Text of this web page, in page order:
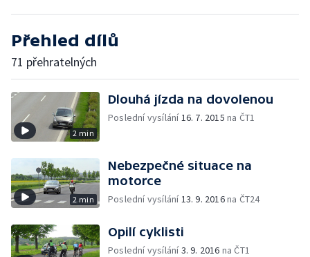
Přehled dílů
71 přehratelných
2 min
Dlouhá jízda na dovolenou
Poslední vysílání16. 7. 2015 na ČT1
2 min
Nebezpečné situace na
motorce
Poslední vysílání13. 9. 2016na ČT24
Opilí cyklisti
Poslední vysílání3. 9. 2016 na ČT1